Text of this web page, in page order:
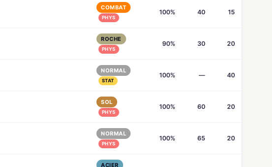
COMBAT
PHYS
100% 40 15
ROCHE
PHYS
90% 30 20
NORMAL
STAT
100% — 40
SOL
PHYS
100% 60 20
NORMAL
PHYS
100% 65 20
ACIER